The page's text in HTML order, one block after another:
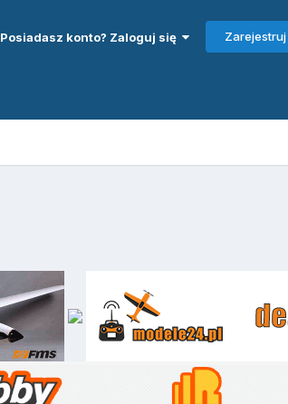
Posiadasz konto? Zaloguj się Zarejestruj